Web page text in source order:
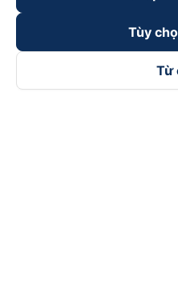
Tùy
Từ